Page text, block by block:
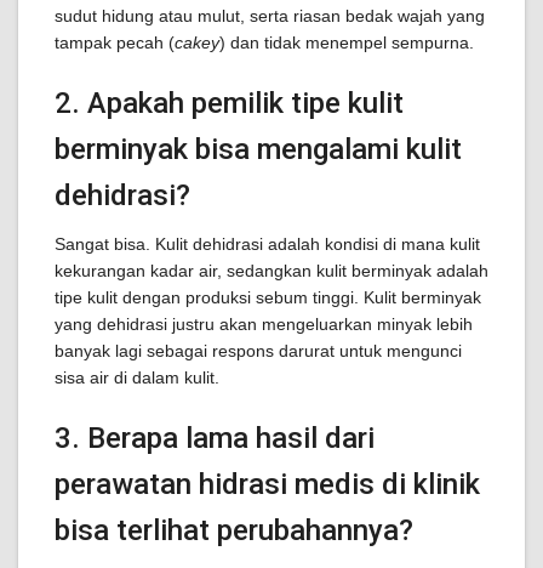
sudut hidung atau mulut, serta riasan bedak wajah yang
tampak pecah (cakey) dan tidak menempel sempurna.
2. Apakah pemilik tipe kulit
berminyak bisa mengalami kulit
dehidrasi?
Sangat bisa. Kulit dehidrasi adalah kondisi di mana kulit
kekurangan kadar air, sedangkan kulit berminyak adalah
tipe kulit dengan produksi sebum tinggi. Kulit berminyak
yang dehidrasi justru akan mengeluarkan minyak lebih
banyak lagi sebagai respons darurat untuk mengunci
sisa air di dalam kulit.
3. Berapa lama hasil dari
perawatan hidrasi medis di klinik
bisa terlihat perubahannya?